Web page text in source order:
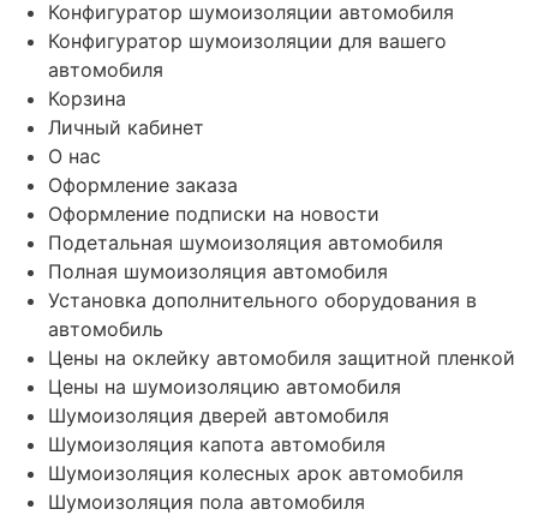
Конфигуратор шумоизоляции автомобиля
Конфигуратор шумоизоляции для вашего
автомобиля
Корзина
Личный кабинет
О нас
Оформление заказа
Оформление подписки на новости
Подетальная шумоизоляция автомобиля
Полная шумоизоляция автомобиля
Установка дополнительного оборудования в
автомобиль
Цены на оклейку автомобиля защитной пленкой
Цены на шумоизоляцию автомобиля
Шумоизоляция дверей автомобиля
Шумоизоляция капота автомобиля
Шумоизоляция колесных арок автомобиля
Шумоизоляция пола автомобиля